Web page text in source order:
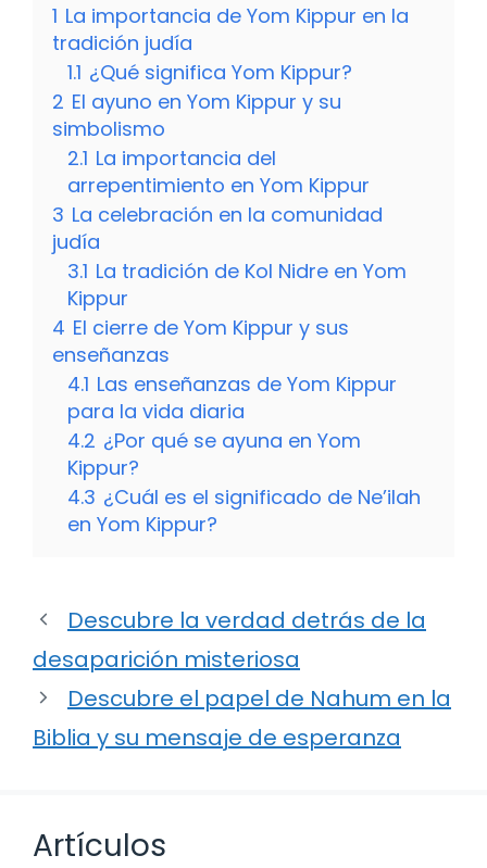
1 La importancia de Yom Kippur en la
tradición judía
1.1 ¿Qué significa Yom Kippur?
2 El ayuno en Yom Kippur y su
simbolismo
2.1 La importancia del
arrepentimiento en Yom Kippur
3 La celebración en la comunidad
judía
3.1 La tradición de Kol Nidre en Yom
Kippur
4 El cierre de Yom Kippur y sus
enseñanzas
4.1 Las enseñanzas de Yom Kippur
para la vida diaria
4.2 ¿Por qué se ayuna en Yom
Kippur?
4.3 ¿Cuál es el significado de Ne’ilah
en Yom Kippur?
Descubre la verdad detrás de la
desaparición misteriosa
Descubre el papel de Nahum en la
Biblia y su mensaje de esperanza
Artículos